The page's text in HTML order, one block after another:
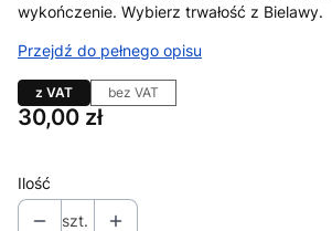
wykończenie. Wybierz trwałość z Bielawy.
Przejdź do pełnego opisu
z VAT bez VAT
Cena
30,00 zł
Ilość
szt.